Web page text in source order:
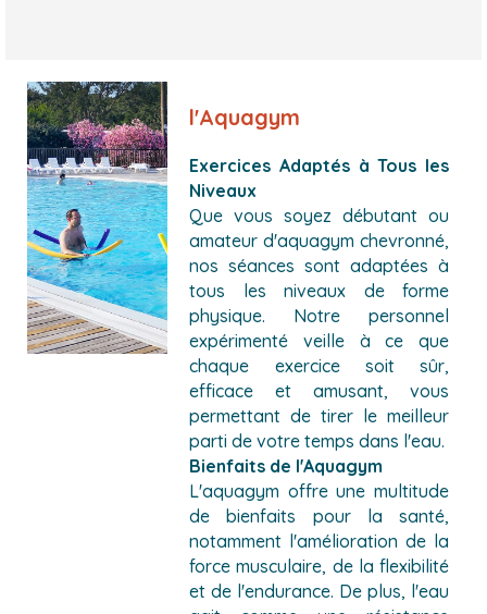
l'Aquagym
Exercices Adaptés à Tous les
Niveaux
Que vous soyez débutant ou
amateur d'aquagym chevronné,
nos séances sont adaptées à
tous les niveaux de forme
physique. Notre personnel
expérimenté veille à ce que
chaque exercice soit sûr,
efficace et amusant, vous
permettant de tirer le meilleur
parti de votre temps dans l'eau.
Bienfaits de l'Aquagym
L'aquagym offre une multitude
de bienfaits pour la santé,
notamment l'amélioration de la
force musculaire, de la flexibilité
et de l'endurance. De plus, l'eau